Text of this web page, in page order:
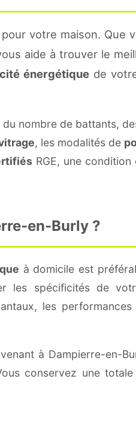
votre maison. Que
aide à trouver le
énergétique de
nombre de battants,
, les modalités de
RGE, une
en-Burly ?
à domicile est
les spécificités de
les performances
à Dampierre-en-
conservez une